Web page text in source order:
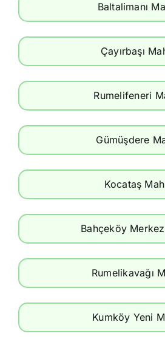
Baltalimanı
Çayırbaşı
Rumelifeneri
Gümüşdere
Kocataş
Bahçeköy
Rumelikavağı
Kumköy Yeni